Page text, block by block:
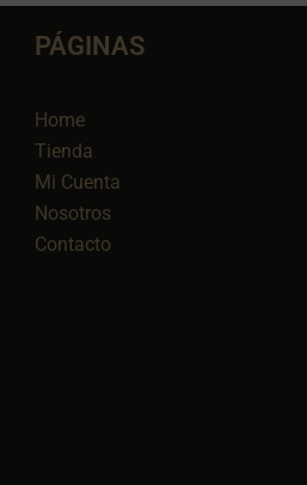
PÁGINAS
Home
Tienda
Mi Cuenta
Nosotros
Contacto